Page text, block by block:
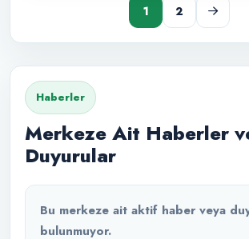
1 2
Haberler
Merkeze Ait Haberler
Duyurular
Bu merkeze ait aktif haber veya
bulunmuyor.